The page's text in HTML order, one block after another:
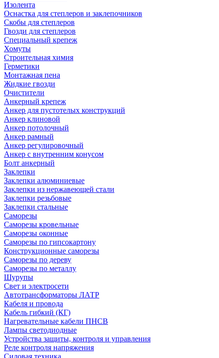
Изолента
Оснастка для степлеров и заклепочников
Скобы для степлеров
Гвозди для степлеров
Специальный крепеж
Хомуты
Строительная химия
Герметики
Монтажная пена
Жидкие гвозди
Очистители
Анкерный крепеж
Анкер для пустотелых конструкций
Анкер клиновой
Анкер потолочный
Анкер рамный
Анкер регулировочный
Анкер с внутренним конусом
Болт анкерный
Заклепки
Заклепки алюминиевые
Заклепки из нержавеющей стали
Заклепки резьбовые
Заклепки стальные
Саморезы
Саморезы кровельные
Саморезы оконные
Саморезы по гипсокартону
Конструкционные саморезы
Саморезы по дереву
Саморезы по металлу
Шурупы
Свет и электросети
Автотрансформаторы ЛАТР
Кабеля и провода
Кабель гибкий (КГ)
Нагревательные кабели ПНСВ
Лампы светодиодные
Устройства защиты, контроля и управления
Реле контроля напряжения
Силовая техника